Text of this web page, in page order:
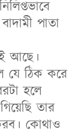
পাতা
আছে।
যে ঠিক করে
হলে
তার
কোথাও